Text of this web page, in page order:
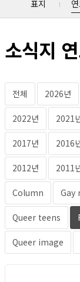
표지
소식지
전체 2026년
2022년 2021
2017년 2016
2012년 2011
Column Gay
Queer teens
Queer image